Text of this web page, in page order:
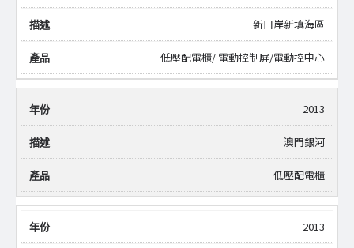
新口岸新填海區
低壓配電櫃/ 電動控制屏/電動控中心
2013
澳門銀河
低壓配電櫃
2013